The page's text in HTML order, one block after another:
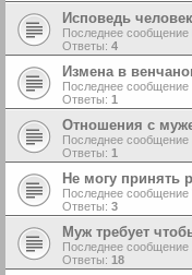
Исповедь
Последнее сообщение
Ответы: 4
Измена в
Последнее сообщение
Ответы: 1
Отношения с
Последнее сообщение
Ответы: 1
Не могу принять
Последнее сообщение
Ответы: 3
Муж требует
Последнее сообщение
Ответы: 18